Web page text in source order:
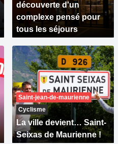
découverte d'un
complexe pensé pour
tous les séjours
Saint-jean-de-maurienne
Cyclisme
La ville devient… Saint-
Seixas de Maurienne !